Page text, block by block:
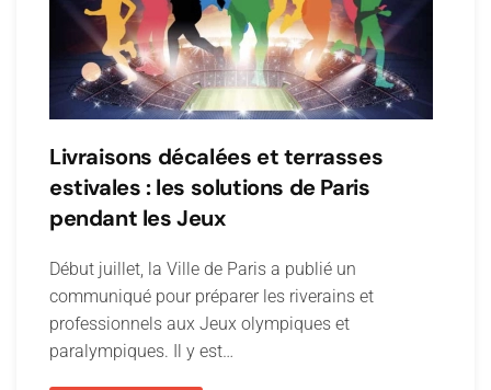
Livraisons décalées et terrasses
estivales : les solutions de Paris
pendant les Jeux
Début juillet, la Ville de Paris a publié un
communiqué pour préparer les riverains et
professionnels aux Jeux olympiques et
paralympiques. Il y est…